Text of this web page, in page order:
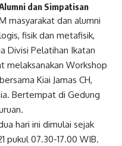
dan Simpatisan
masyarakat dan alumni
fisik dan metafisik,
Divisi Pelatihan Ikatan
melaksanakan Workshop
Kiai Jamas CH,
. Bertempat di Gedung
hari ini dimulai sejak
pukul 07.30-17.00 WIB.